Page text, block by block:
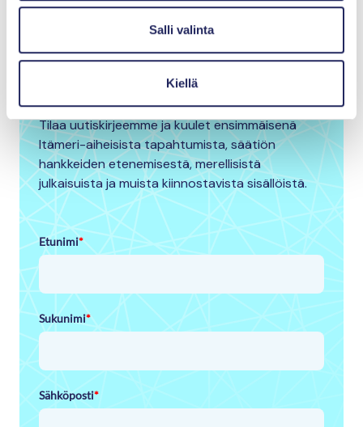
Salli valinta
Kiellä
Haluatko pysyä
kartalla Itämeren
Tilaa uutiskirjeemme ja kuulet ensimmäisenä
Itämeri-aiheisista tapahtumista, säätiön
hankkeiden etenemisestä, merellisistä
julkaisuista ja muista kiinnostavista sisällöistä.
Etunimi*
Sukunimi*
Sähköposti*